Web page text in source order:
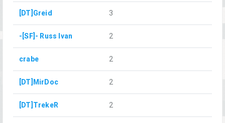
[DT]Greid 3
-[SF]- Russ Ivan 2
crabe 2
[DT]MirDoc 2
[DT]TrekeR 2